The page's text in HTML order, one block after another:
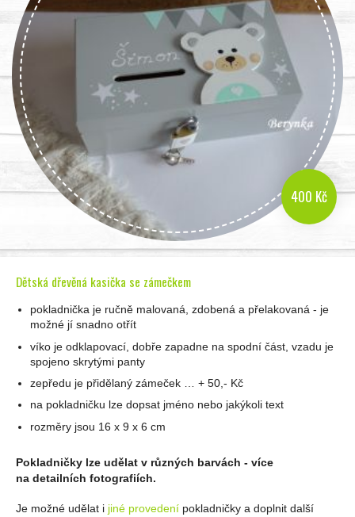
400 Kč
Dětská dřevěná kasička se zámečkem
pokladnička je ručně malovaná, zdobená a přelakovaná - je
možné jí snadno otřít
víko je odklapovací, dobře zapadne na spodní část, vzadu je
spojeno skrytými panty
zepředu je přidělaný zámeček … + 50,- Kč
na pokladničku lze dopsat jméno nebo jakýkoli text
rozměry jsou 16 x 9 x 6 cm
Pokladničky lze udělat v různých barvách - více
na detailních fotografiích.
Je možné udělat i jiné provedení pokladničky a doplnit další